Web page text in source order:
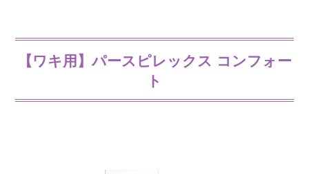
【ワキ用】パースピレックス コンフォー
ト